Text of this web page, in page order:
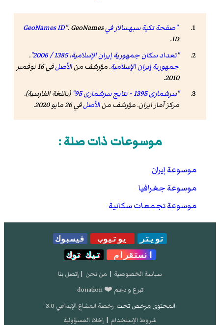
"صفحة تكية سبهسالار في GeoNames ID" . GeoNames
ID
.
"تعداد سكان جمهورية إيران الإسلامية، 1385 / 2006"
.
جمهورية إيران الإسلامية. مؤرشف منالأصل
في 16 نوفمبر
2010.
"سرشماری 1395 - نتایج سرشماری 95"
(باللغة الفارسية).
مرکز آمار ایران. مؤرشف منالأصلفي 26 مايو 2020 .
موسوعات ذات صلة :
موسوعة إيران
موسوعة جغرافيا
موسوعة تجمعات سكانية
تويتر يوتيوب
فيسبوك
انستقرام
تيك توك
سياسة الخصوصية | من نحن | إتصل بنا
تبرع و دعم ❤️ donation
المحتوى مرخص تحت رخصة المشاع الإبداعي 3.0
شروط الإستخدام | إخلاء المسؤولية